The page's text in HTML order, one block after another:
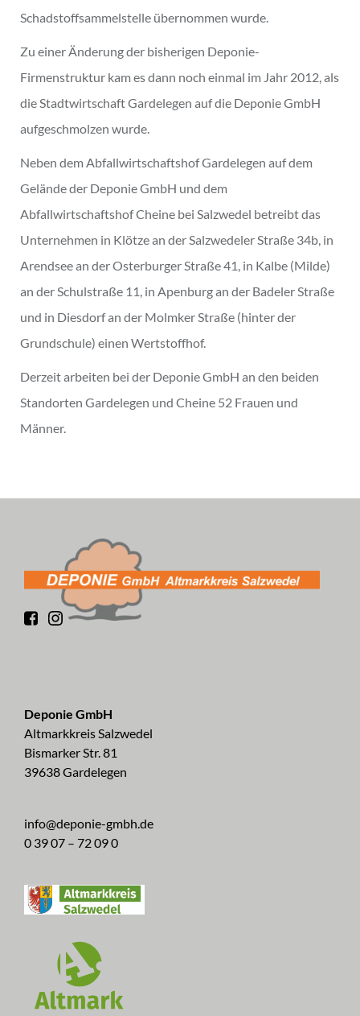
Schadstoffsammelstelle übernommen wurde.
Zu einer Änderung der bisherigen Deponie-
Firmenstruktur kam es dann noch einmal im Jahr 2012, als
die Stadtwirtschaft Gardelegen auf die Deponie GmbH
aufgeschmolzen wurde.
Neben dem Abfallwirtschaftshof Gardelegen auf dem
Gelände der Deponie GmbH und dem
Abfallwirtschaftshof Cheine bei Salzwedel betreibt das
Unternehmen in Klötze an der Salzwedeler Straße 34b, in
Arendsee an der Osterburger Straße 41, in Kalbe (Milde)
an der Schulstraße 11, in Apenburg an der Badeler Straße
und in Diesdorf an der Molmker Straße (hinter der
Grundschule) einen Wertstoffhof.
Derzeit arbeiten bei der Deponie GmbH an den beiden
Standorten Gardelegen und Cheine 52 Frauen und
Männer.
Deponie GmbH
Altmarkkreis Salzwedel
Bismarker Str. 81
39638 Gardelegen
info@deponie-gmbh.de
0 39 07 – 72 09 0